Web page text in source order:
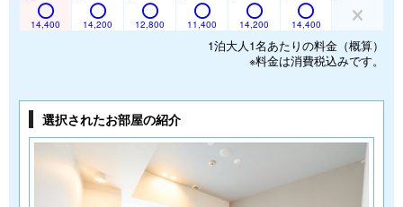
14,400 14,200 12,800 11,400 14,200 14,400
1泊大人1名あたりの料金（概算）
※料金は消費税込みです。
選択されたお部屋の紹介